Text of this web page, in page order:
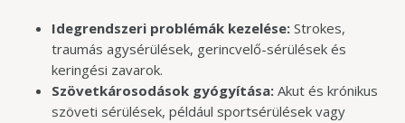
Idegrendszeri problémák kezelése:Strokes,
traumás agysérülések, gerincvelő-sérülések és
keringési zavarok.
Szövetkárosodások gyógyítása:Akut és krónikus
szöveti sérülések, például sportsérülések vagy